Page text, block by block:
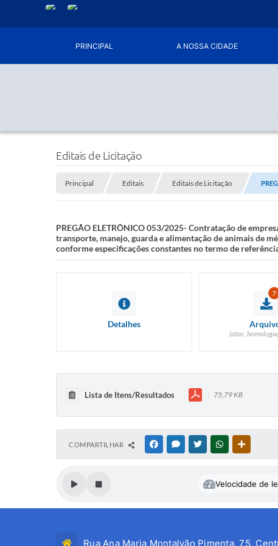
PRINCIPAL A NOSSA CIDADE
Editais de Licitação
Principal Editais Editais de Licitação
PREGÃO ELETRÔNICO 053/2025- Contratação de
transporte, manejo, guarda e alimentação de animais de
conforme especificações constantes no termo de
Detalhes
7
(atas,
Lista de Itens/Resultados 75,79 KB
COMPARTILHAR FACEBOOKMESSENGER
TWITTERWHATSAPP
Velocidade de
Rua Ana Maria Montalvão Pimenta, 75,